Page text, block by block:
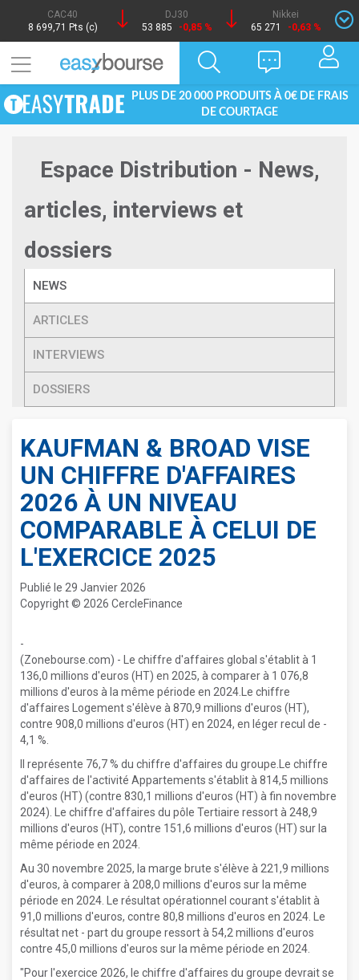
CAC40
8 699,71 Pts (c)
DJ30
53 885
-0,85 %
Nikkei
65 271
-0,63 %
PLUS DE 20 000 PRODUITS À 0€ DE FRAIS
DE COURTAGE
Espace Distribution - News,
articles, interviews et
dossiers
NEWS
ARTICLES
INTERVIEWS
DOSSIERS
KAUFMAN & BROAD VISE
UN CHIFFRE D'AFFAIRES
2026 À UN NIVEAU
COMPARABLE À CELUI DE
L'EXERCICE 2025
Publié le 29 Janvier 2026
Copyright © 2026 CercleFinance
-
(Zonebourse.com) - Le chiffre d'affaires global s'établit à 1
136,0 millions d'euros (HT) en 2025, à comparer à 1 076,8
millions d'euros à la même période en 2024.Le chiffre
d'affaires Logement s'élève à 870,9 millions d'euros (HT),
contre 908,0 millions d'euros (HT) en 2024, en léger recul de -
4,1 %.
Il représente 76,7 % du chiffre d'affaires du groupe.Le chiffre
d'affaires de l'activité Appartements s'établit à 814,5 millions
d'euros (HT) (contre 830,1 millions d'euros (HT) à fin novembre
2024). Le chiffre d'affaires du pôle Tertiaire ressort à 248,9
millions d'euros (HT), contre 151,6 millions d'euros (HT) sur la
même période en 2024.
Au 30 novembre 2025, la marge brute s'élève à 221,9 millions
d'euros, à comparer à 208,0 millions d'euros sur la même
période en 2024. Le résultat opérationnel courant s'établit à
91,0 millions d'euros, contre 80,8 millions d'euros en 2024. Le
résultat net - part du groupe ressort à 54,2 millions d'euros
contre 45,0 millions d'euros sur la même période en 2024.
"Pour l'exercice 2026, le chiffre d'affaires du groupe devrait se